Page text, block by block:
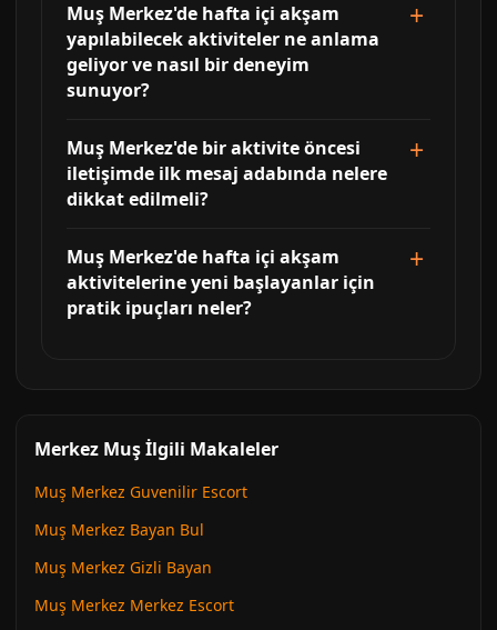
Muş Merkez'de hafta içi akşam
yapılabilecek aktiviteler ne anlama
geliyor ve nasıl bir deneyim
sunuyor?
Muş Merkez'de bir aktivite öncesi
iletişimde ilk mesaj adabında nelere
dikkat edilmeli?
Muş Merkez'de hafta içi akşam
aktivitelerine yeni başlayanlar için
pratik ipuçları neler?
Merkez Muş İlgili Makaleler
Muş Merkez Guvenilir Escort
Muş Merkez Bayan Bul
Muş Merkez Gizli Bayan
Muş Merkez Merkez Escort